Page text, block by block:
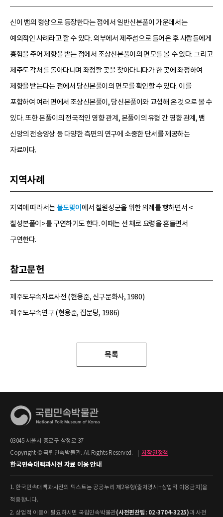
신이 뱀의 형상으로 등장한다는 점에서 일반신본풀이 가운데서는
예외적인 사례라고 할 수 있다. 외부에서 제주섬으로 들어온 후 사람들에게
흉험을 주어 제향을 받는 점에서 조상신본풀이의 면모를 볼 수 있다. 그리고
제주도 각처를 돌아다니며 좌정할 곳을 찾아다니다가 한 곳에 좌정하여
제향을 받는다는 점에서 당신본풀이의 면모를 확인할 수 있다. 이를
포함하여 여러 면에서 조상신본풀이, 당신본풀이와 교섭해 온 것으로 볼 수
있다. 또한 본풀이의 전국적인 영향 관계, 본풀이의 유형 간 영향 관계, 뱀
신앙의 전승양상 등 다양한 측면의 연구에 소중한 단서를 제공하는
자료이다.
지역사례
지역에 따라서는 불도맞이 에서 칠원성군을 위한 의례를 행하면서 <
칠성본풀이>를 구연하기도 한다. 이때는 선 채로 요령을 흔들면서
구연한다.
참고문헌
제주도무속자료사전 (현용준, 신구문화사, 1980)
제주도무속연구 (현용준, 집문당, 1986)
목록
03045 서울시 종로구 삼청로 37
Copyright © 국립민속박물관. All Rights Reserved.
저작권정책
한국민속대백과사전 자료 이용 안내
1. 한국민속대백과사전의 텍스트는 공공누리 제2유형(출처명시+상업적 이용금지)을
적용합니다.
2. 상업적 이용이 필요하시면 국립민속박물관(사전편찬팀: 02-3704-3225)과 사전